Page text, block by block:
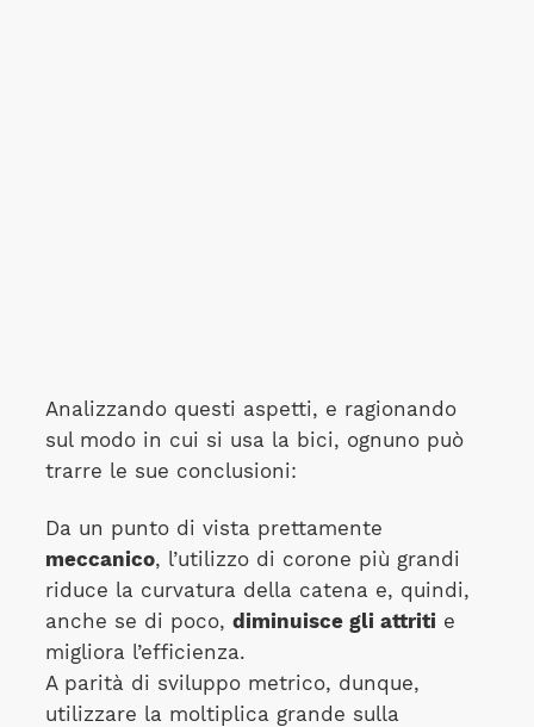
Analizzando questi aspetti, e ragionando
sul modo in cui si usa la bici, ognuno può
trarre le sue conclusioni:
Da un punto di vista prettamente
meccanico, l’utilizzo di corone più grandi
riduce la curvatura della catena e, quindi,
anche se di poco, diminuisce gli attritie
migliora l’efficienza.
A parità di sviluppo metrico, dunque,
utilizzare la moltiplica grande sulla